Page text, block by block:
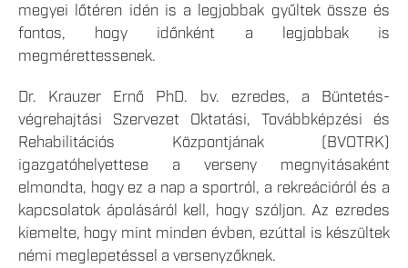
megyei lőtéren idén is a legjobbak gyűltek össze és
fontos, hogy időnként a legjobbak is
megmérettessenek.
Dr. Krauzer Ernő PhD. bv. ezredes, a Büntetés-
végrehajtási Szervezet Oktatási, Továbbképzési és
Rehabilitációs Központjának (BVOTRK)
igazgatóhelyettese a verseny megnyitásaként
elmondta, hogy ez a nap a sportról, a rekreációról és a
kapcsolatok ápolásáról kell, hogy szóljon. Az ezredes
kiemelte, hogy mint minden évben, ezúttal is készültek
némi meglepetéssel a versenyzőknek.